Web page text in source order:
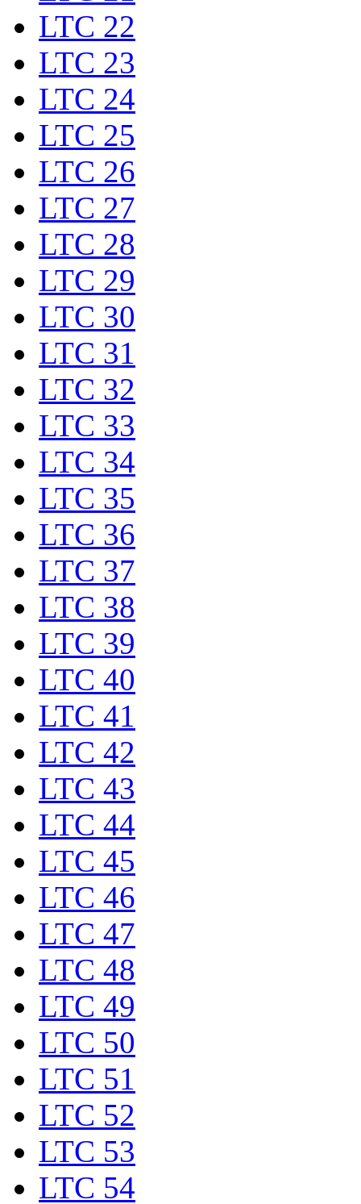
LTC 22
LTC 23
LTC 24
LTC 25
LTC 26
LTC 27
LTC 28
LTC 29
LTC 30
LTC 31
LTC 32
LTC 33
LTC 34
LTC 35
LTC 36
LTC 37
LTC 38
LTC 39
LTC 40
LTC 41
LTC 42
LTC 43
LTC 44
LTC 45
LTC 46
LTC 47
LTC 48
LTC 49
LTC 50
LTC 51
LTC 52
LTC 53
LTC 54